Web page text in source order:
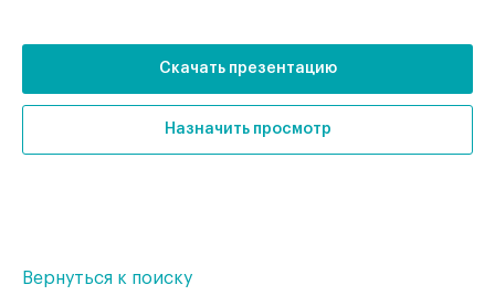
Скачать презентацию
Назначить просмотр
Вернуться к поиску